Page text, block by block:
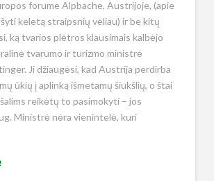
forume Alpbache, Austrijoje, (apie
keletą straipsnių vėliau) ir be kitų
ką tvarios plėtros klausimais kalbėjo
tvarumo ir turizmo ministrė
Ji džiaugėsi, kad Austrija perdirba
ūkių į aplinką išmetamų šiukšlių, o štai
reikėtų to pasimokyti – jos
Ministrė nėra vienintelė, kuri